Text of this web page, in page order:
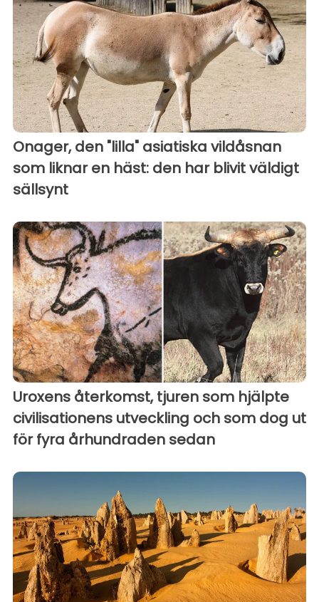
Onager, den "lilla" asiatiska vildåsnan
som liknar en häst: den har blivit väldigt
sällsynt
Uroxens återkomst, tjuren som hjälpte
civilisationens utveckling och som dog ut
för fyra århundraden sedan